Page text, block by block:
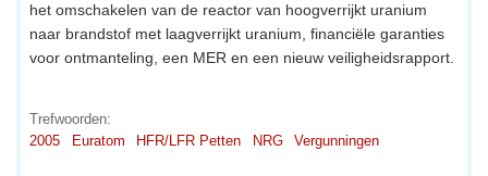
het omschakelen van de reactor van hoogverrijkt uranium
naar brandstof met laagverrijkt uranium, financiële garanties
voor ontmanteling, een MER en een nieuw veiligheidsrapport.
Trefwoorden:
2005
Euratom HFR/LFR Petten NRG Vergunningen